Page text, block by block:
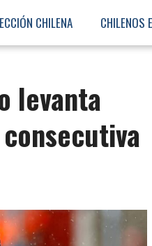
CHILENA CHILENOS
levanta